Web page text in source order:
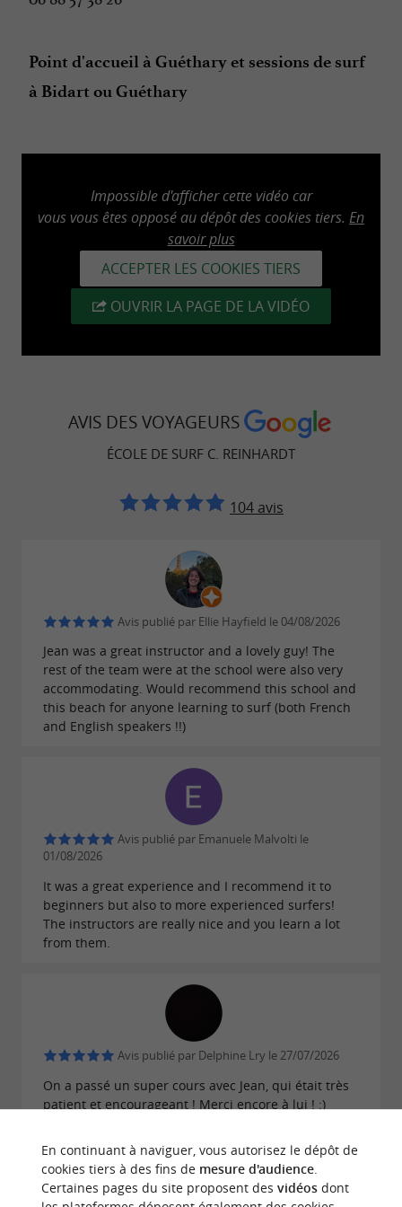
Point d'accueil à Guéthary et sessions de surf
à Bidart ou Guéthary
Impossible d'afficher cette vidéo car
vous vous êtes opposé au dépôt des cookies tiers. En
savoir plus
ACCEPTER LES COOKIES TIERS
OUVRIR LA PAGE DE LA VIDÉO
AVIS DES VOYAGEURS
ÉCOLE DE SURF C. REINHARDT
104 avis
Avis publié par Ellie Hayfield le 04/08/2026
Jean was a great instructor and a lovely guy! The
rest of the team were at the school were also very
accommodating. Would recommend this school and
this beach for anyone learning to surf (both French
and English speakers !!)
Avis publié par Emanuele Malvolti le
01/08/2026
It was a great experience and I recommend it to
beginners but also to more experienced surfers!
The instructors are really nice and you learn a lot
from them.
Avis publié par Delphine Lry le 27/07/2026
On a passé un super cours avec Jean, qui était très
patient et encourageant ! Merci encore à lui ! :)
LIRE TOUS LES AVIS
ECRIRE UN AVIS
© Google 2026
En continuant à naviguer, vous autorisez le dépôt de
cookies tiers à des fins de mesure d'audience.
Certaines pages du site proposent des vidéosdont